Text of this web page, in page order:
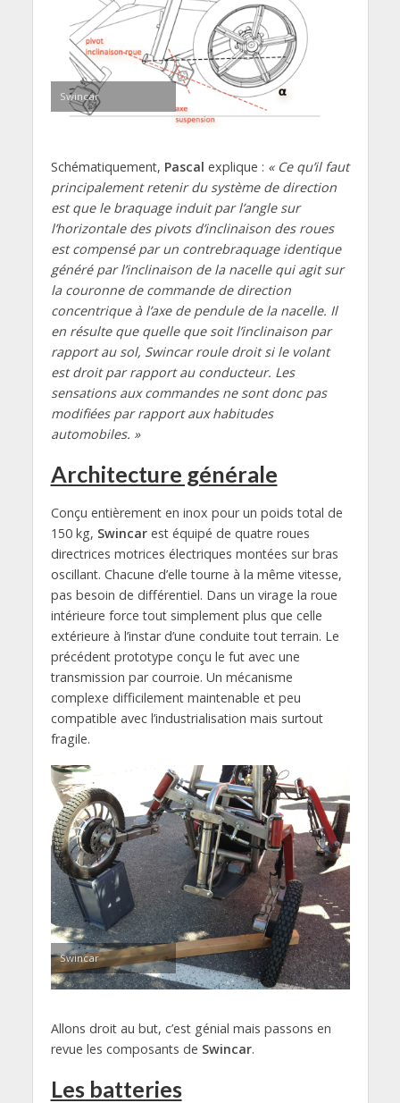
Swincar
Schématiquement, Pascal explique : « Ce qu’il faut
principalement retenir du système de direction
est que le braquage induit par l’angle sur
l’horizontale des pivots d’inclinaison des roues
est compensé par un contrebraquage identique
généré par l’inclinaison de la nacelle qui agit sur
la couronne de commande de direction
concentrique à l’axe de pendule de la nacelle. Il
en résulte que quelle que soit l’inclinaison par
rapport au sol, Swincar roule droit si le volant
est droit par rapport au conducteur. Les
sensations aux commandes ne sont donc pas
modifiées par rapport aux habitudes
automobiles. »
Architecture générale
Conçu entièrement en inox pour un poids total de
150 kg, Swincarest équipé de quatre roues
directrices motrices électriques montées sur bras
oscillant. Chacune d’elle tourne à la même vitesse,
pas besoin de différentiel. Dans un virage la roue
intérieure force tout simplement plus que celle
extérieure à l’instar d’une conduite tout terrain. Le
précédent prototype conçu le fut avec une
transmission par courroie. Un mécanisme
complexe difficilement maintenable et peu
compatible avec l’industrialisation mais surtout
fragile.
Swincar
Allons droit au but, c’est génial mais passons en
revue les composants de Swincar.
Les batteries